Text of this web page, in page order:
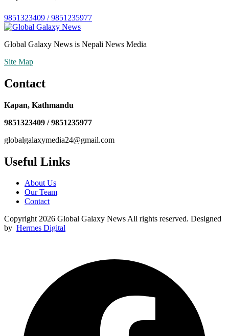
9851323409 / 9851235977
Global Galaxy News is Nepali News Media
Site Map
Contact
Kapan, Kathmandu
9851323409 / 9851235977
globalgalaxymedia24@gmail.com
Useful Links
About Us
Our Team
Contact
Copyright 2026 Global Galaxy News All rights reserved. Designed
by Hermes Digital